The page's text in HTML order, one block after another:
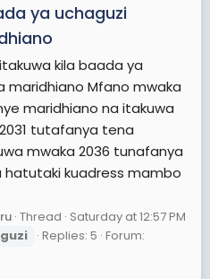
ya uchaguzi
kila baada ya
maridhiano Mfano mwaka
maridhiano na itakuwa
tutafanya tena
mwaka 2036 tunafanya
kuadress mambo
Thread Saturday at 12:57 PM
Replies: 5 Forum: